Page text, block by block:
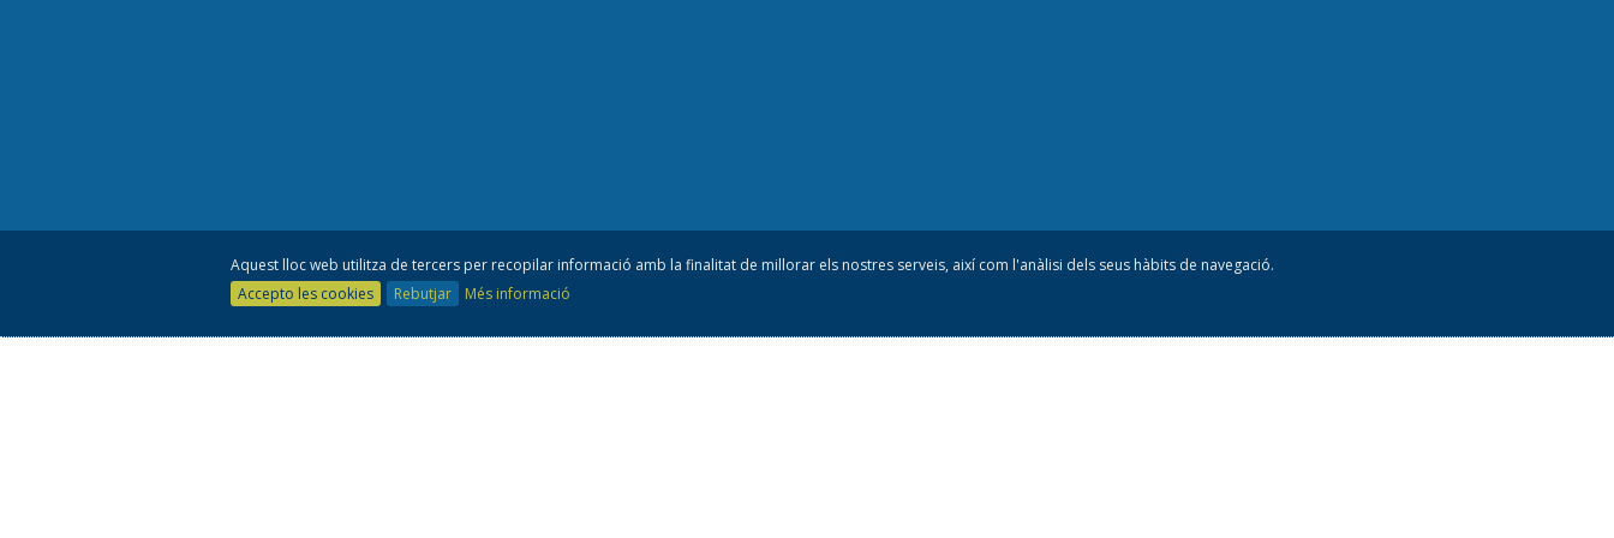
Aquest lloc web utilitza de tercers per recopilar informació amb la finalitat de millorar els nostres serveis, així com l'anàlisi dels seus hàbits de navegació.
Accepto les cookies
Rebutjar Més informació